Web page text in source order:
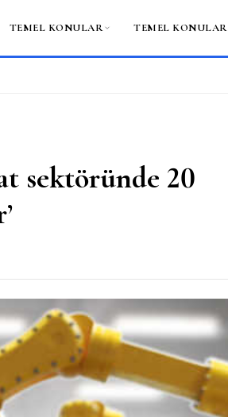
TEMEL KONULAR TEMEL KONULAR
sektöründe 20